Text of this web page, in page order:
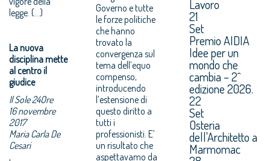
legge. (...)
La nuova
disciplina mette
al centro il
giudice
Il Sole 24Ore
16 novembre
2017
Maria Carla De
Cesari
Governo e tutte
le forze politiche
che hanno
trovato la
convergenza sul
tema dell’equo
compenso,
introducendo
l’estensione di
questo diritto a
tutti i
professionisti. E’
un risultato che
aspettavamo da
Lavoro
21
Set
Premio AIDIA
Idee per un
mondo che
cambia – 2^
edizione 2026.
22
Set
Osteria
dell'Architetto a
Marmomac